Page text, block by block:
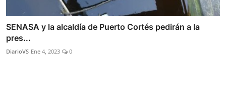
SENASA y la alcaldía de Puerto Cortés pedirán a la
pres...
DiarioVS Ene 4, 2023 0